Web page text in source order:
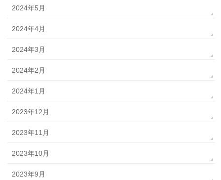
2024年5月
2024年4月
2024年3月
2024年2月
2024年1月
2023年12月
2023年11月
2023年10月
2023年9月